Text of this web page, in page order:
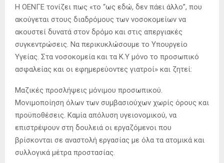
Η ΟΕΝΓΕ τονίζει πως «το “ως εδώ, δεν πάει άλλο”, που
ακούγεται στους διαδρόμους των νοσοκομείων να
ακουστεί δυνατά στον δρόμο και στις απεργιακές
συγκεντρώσεις. Να περικυκλώσουμε το Υπουργείο
Υγείας. Στα νοσοκομεία και τα Κ.Υ μόνο το προσωπικό
ασφαλείας και οι εφημερεύοντες γιατροί» και ζητεί:
Μαζικές προσλήψεις μόνιμου προσωπικού.
Μονιμοποίηση όλων των συμβασιούχων χωρίς όρους και
προϋποθέσεις. Καμία απόλυση υγειονομικού, να
επιστρέψουν στη δουλειά οι εργαζόμενοι που
βρίσκονται σε αναστολή εργασίας με όλα τα ατομικά και
συλλογικά μέτρα προστασίας.